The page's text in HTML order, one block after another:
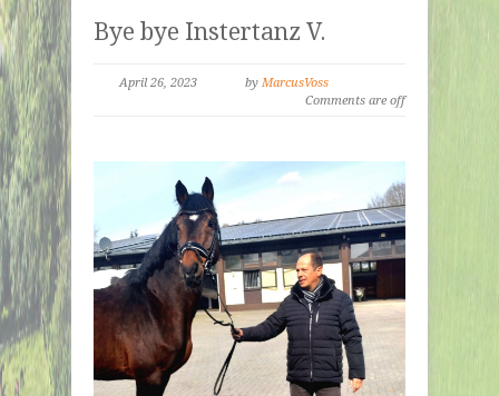
Bye bye Instertanz V.
April 26, 2023 by MarcusVoss
Comments are off